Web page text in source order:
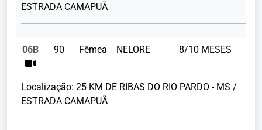
ESTRADA CAMAPUÃ
06B 90 Fêmea NELORE 8/10 MESES
Localização: 25 KM DE RIBAS DO RIO PARDO - MS /
ESTRADA CAMAPUÃ